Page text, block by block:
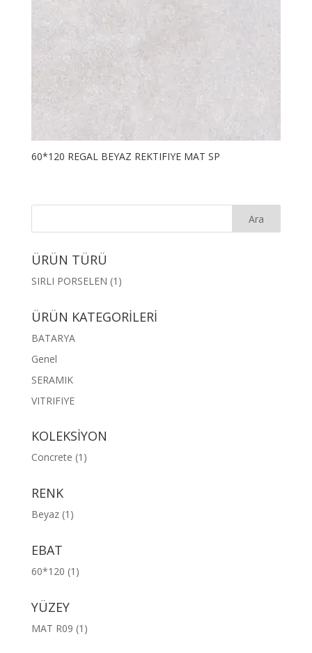
60*120 REGAL BEYAZ REKTIFIYE MAT SP
ÜRÜN TÜRÜ
SIRLI PORSELEN (1)
ÜRÜN KATEGORİLERİ
BATARYA
Genel
SERAMIK
VITRIFIYE
KOLEKSİYON
Concrete (1)
RENK
Beyaz (1)
EBAT
60*120 (1)
YÜZEY
MAT R09 (1)